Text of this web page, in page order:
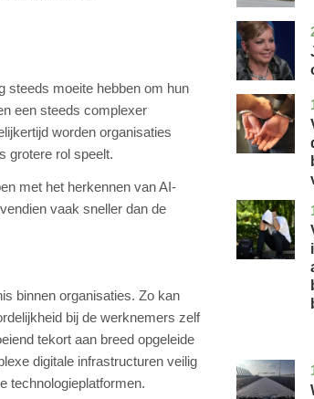
steeds moeite hebben om hun
een steeds complexer
worden organisaties
grotere rol speelt.
met het herkennen van AI-
vaak sneller dan de
binnen organisaties. Zo kan
bij de werknemers zelf
tekort aan breed opgeleide
digitale infrastructuren veilig
technologieplatformen.